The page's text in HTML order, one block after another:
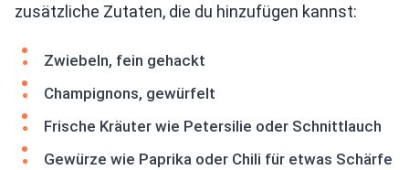
zusätzliche Zutaten, die du hinzufügen kannst:
Zwiebeln, fein gehackt
Champignons, gewürfelt
Frische Kräuter wie Petersilie oder Schnittlauch
Gewürze wie Paprika oder Chili für etwas Schärfe